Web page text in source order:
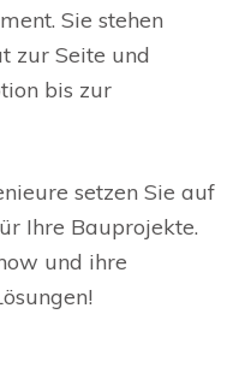
Sie stehen
zur Seite und
bis zur
setzen Sie auf
Ihre Bauprojekte.
und ihre